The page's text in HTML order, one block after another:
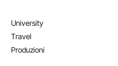
University
Travel
Produzioni